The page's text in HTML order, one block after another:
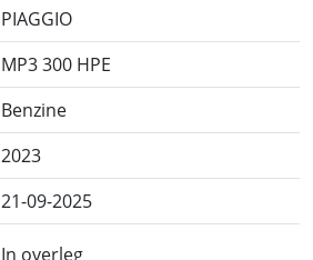
PIAGGIO
MP3 300 HPE
Benzine
2023
21-09-2025
In overleg